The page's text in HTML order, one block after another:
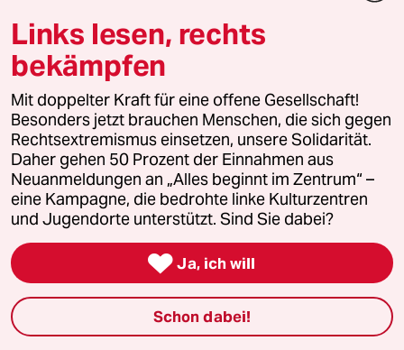
taz FUTURZWEI
Le Monde diplomatique
taz Archiv
Mehr taz Angebote
Reisen
Kantine
Links lesen, rechts
bekämpfen
Mit doppelter Kraft für eine offene Gesellschaft!
Besonders jetzt brauchen Menschen, die sich gegen
Rechtsextremismus einsetzen, unsere Solidarität.
Daher gehen 50 Prozent der Einnahmen aus
Neuanmeldungen an „Alles beginnt im Zentrum“ –
eine Kampagne, die bedrohte linke Kulturzentren
und Jugendorte unterstützt. Sind Sie dabei?
 Ja, ich will
Schon dabei!